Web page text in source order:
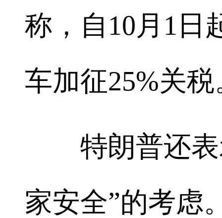
称，自10月1日
车加征25%关税
特朗普还表
家安全”的考虑